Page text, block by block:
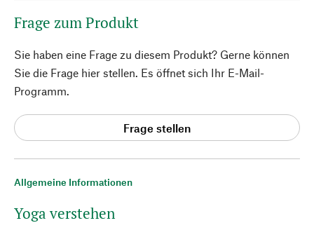
Allgemeine Informationen
Yoga verstehen
Frage zum Produkt
Sie haben eine Frage zu diesem Produkt? Gerne können
Sie die Frage hier stellen. Es öffnet sich Ihr E-Mail-
Programm.
Frage stellen